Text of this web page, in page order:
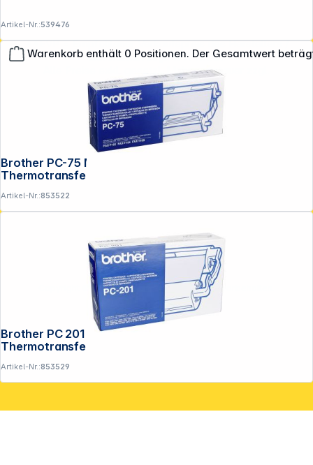
Warenkorb enthält 0 Positionen. Der Gesamtwert
Artikel-Nr.:539476
Brother PC-75 Mehrfachkassette inkl.
Thermotransferrolle
Artikel-Nr.:853522
Brother PC 201 Mehrfachkassette inkl.
Thermotransferrolle
Artikel-Nr.:853529
**EVP = Empfohlener Verkaufspreis des Herstellers /
Lieferanten zzgl. 19% Mwst.
Alle Preise exkl. gesetzl. Mehrwertsteuer zzgl.
Versandkosten.
Copyright © 2001 - 2026 DGH - Alle Rechte vorbehalten.